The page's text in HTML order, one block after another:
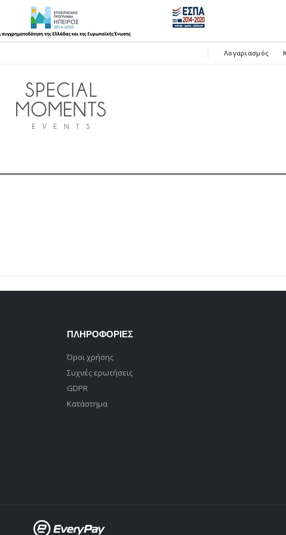
Λογαριασμός
ΠΛΗΡΟΦΟΡΙΕΣ
Όροι χρήσης
Συχνές ερωτήσεις
GDPR
Κατάστημα